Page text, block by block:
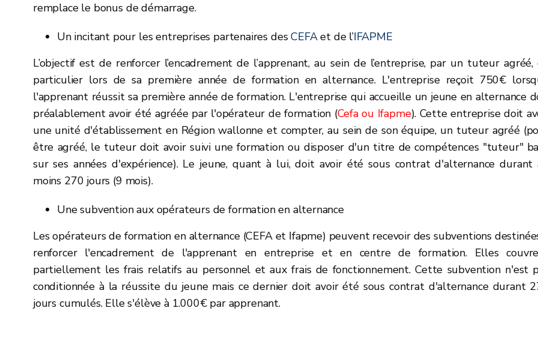
remplace le bonus de démarrage.
Un incitant pour les entreprises partenaires desCEFAet de l’IFAPME
L’objectif est de renforcer l’encadrement de l’apprenant, au sein de l’entreprise, par un tuteur agréé,
particulier lors de sa première année de formation en alternance. L'entreprise reçoit 750€
l'apprenant réussit sa première année de formation. L'entreprise qui accueille un jeune en alternance
préalablement avoir été agréée par l'opérateur de formation (Cefa ou Ifapme). Cette entreprise doit
une unité d'établissement en Région wallonne et compter, au sein de son équipe, un tuteur agréé
être agréé, le tuteur doit avoir suivi une formation ou disposer d'un titre de compétences "tuteur"
sur ses années d'expérience). Le jeune, quant à lui, doit avoir été sous contrat d'alternance durant
moins 270 jours (9 mois).
Une subvention aux opérateurs de formation en alternance
Les opérateurs de formation en alternance (CEFA et Ifapme) peuvent recevoir des subventions
renforcer l'encadrement de l'apprenant en entreprise et en centre de formation. Elles
partiellement les frais relatifs au personnel et aux frais de fonctionnement. Cette subvention n'est
conditionnée à la réussite du jeune mais ce dernier doit avoir été sous contrat d'alternance durant
jours cumulés. Elle s'élève à 1.000€ par apprenant.